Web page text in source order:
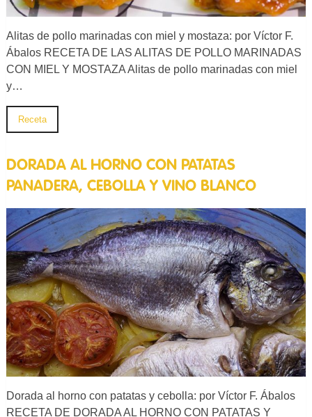
Alitas de pollo marinadas con miel y mostaza: por Víctor F.
Ábalos RECETA DE LAS ALITAS DE POLLO MARINADAS
CON MIEL Y MOSTAZA Alitas de pollo marinadas con miel
y…
Receta
DORADA AL HORNO CON PATATAS
PANADERA, CEBOLLA Y VINO BLANCO
Dorada al horno con patatas y cebolla: por Víctor F. Ábalos
RECETA DE DORADA AL HORNO CON PATATAS Y